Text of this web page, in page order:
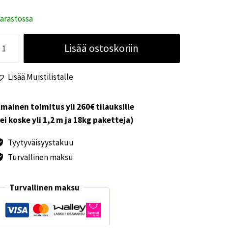
lukko
Lisää ostoskoriin
Lisää Muistilistalle
toimitus yli 260€ tilauksille
koske yli 1,2 m ja 18kg paketteja)
Tyytyväisyystakuu
Turvallinen maksu
Turvallinen maksu